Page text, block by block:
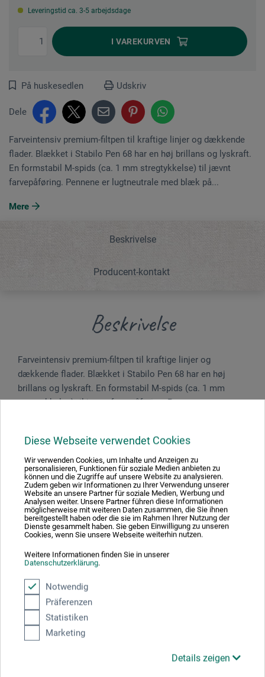
Diese Webseite verwendet Cookies
Wir verwenden Cookies, um Inhalte und Anzeigen zu
personalisieren, Funktionen für soziale Medien anbieten zu
können und die Zugriffe auf unsere Website zu analysieren.
Zudem geben wir Informationen zu Ihrer Verwendung unserer
Website an unsere Partner für soziale Medien, Werbung und
Analysen weiter. Unsere Partner führen diese Informationen
möglicherweise mit weiteren Daten zusammen, die Sie ihnen
bereitgestellt haben oder die sie im Rahmen Ihrer Nutzung der
Dienste gesammelt haben. Sie geben Einwilligung zu unseren
Cookies, wenn Sie unsere Webseite weiterhin nutzen.
Weitere Informationen finden Sie in unserer
Datenschutzerklärung.
Notwendig
Präferenzen
Statistiken
Marketing
Details zeigen
Leveringstid ca. 3-5 arbejdsdage
I VAREKURVEN
På huskesedlen Udskriv
Dele
Farveintensiv premium-filtpen til kraftige linjer og dækkende
flader. Blækket i Stabilo Pen 68 har en høj brillans og lyskraft.
En formstabil M-spids (ca. 1 mm stregtykkelse) til jævnt
farvepåføring. Pennene er lugtneutrale med blæk på...
Mere
Beskrivelse
Producent-kontakt
Beskrivelse
Farveintensiv premium-filtpen til kraftige linjer og
dækkende flader. Blækket i Stabilo Pen 68 har en høj
brillans og lyskraft. En formstabil M-spids (ca. 1 mm
stregtykkelse) til jævnt farvepåføring. Pennene er
den ventilerede hætte sættes på, regenererer den af sig
selv.
Das Set enthält die 10 Farben Gelb, Orange, Karminrot,
Dunkelrot, Hellblau, Ultramarinblau, Hellgrün,
Smaragdgrün, Braun und Schwarz.
Producent-kontakt
Her finder du producentens kontaktoplysninger for dette